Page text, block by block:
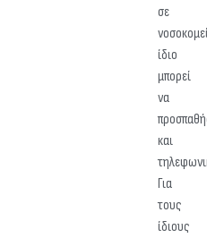
σε
ίδιο
μπορεί
να
και
Για
τους
ίδιους